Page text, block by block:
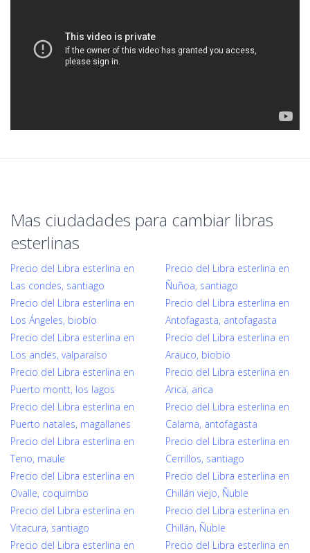
Mas ciudadades para cambiar libras
esterlinas
Precio del Libra esterlina en
Las condes, santiago
Precio del Libra esterlina en
Los Ángeles, biobío
Precio del Libra esterlina en
Los andes, valparaíso
Precio del Libra esterlina en
Puerto montt, los lagos
Precio del Libra esterlina en
Puerto natales, magallanes
Precio del Libra esterlina en
Teno, maule
Precio del Libra esterlina en
Ovalle, coquimbo
Precio del Libra esterlina en
Vitacura, santiago
Precio del Libra esterlina en
Precio del Libra esterlina en
Ñuñoa, santiago
Precio del Libra esterlina en
Antofagasta, antofagasta
Precio del Libra esterlina en
Arauco, biobío
Precio del Libra esterlina en
Arica, arica
Precio del Libra esterlina en
Calama, antofagasta
Precio del Libra esterlina en
Cerrillos, santiago
Precio del Libra esterlina en
Chillán viejo, Ñuble
Precio del Libra esterlina en
Chillán, Ñuble
Precio del Libra esterlina en